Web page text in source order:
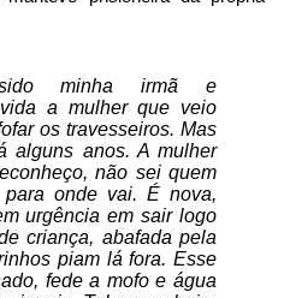
minha irmã e
a mulher que veio
os travesseiros. Mas
alguns anos. A mulher
não sei quem
onde vai. É nova,
urgência em sair logo
criança, abafada pela
piam lá fora. Esse
fede a mofo e água